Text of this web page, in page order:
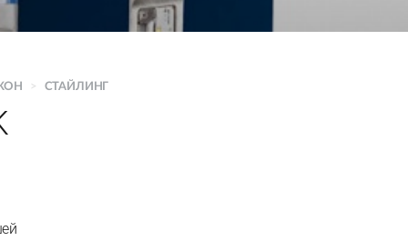
> СТАЙЛИНГ